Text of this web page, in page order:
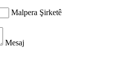
Malpera Şirketê
Mesaj